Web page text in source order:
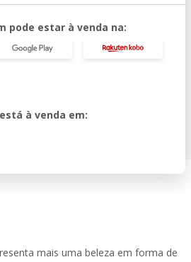
pode estar à venda na:
à venda em:
mais uma beleza em forma de